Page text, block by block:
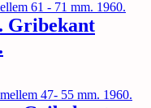
Gribekant